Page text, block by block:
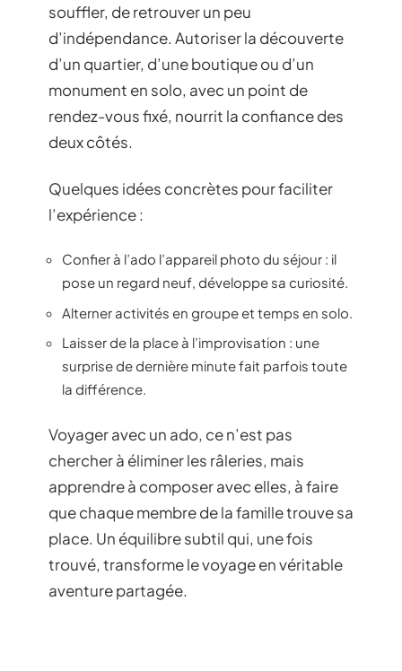
souffler, de retrouver un peu
d’indépendance. Autoriser la découverte
d’un quartier, d’une boutique ou d’un
monument en solo, avec un point de
rendez-vous fixé, nourrit la confiance des
deux côtés.
Quelques idées concrètes pour faciliter
l’expérience :
Confier à l’ado l’appareil photo du séjour : il
pose un regard neuf, développe sa curiosité.
Alterner activités en groupe et temps en solo.
Laisser de la place à l’improvisation : une
surprise de dernière minute fait parfois toute
la différence.
Voyager avec un ado, ce n’est pas
chercher à éliminer les râleries, mais
apprendre à composer avec elles, à faire
que chaque membre de la famille trouve sa
place. Un équilibre subtil qui, une fois
trouvé, transforme le voyage en véritable
aventure partagée.